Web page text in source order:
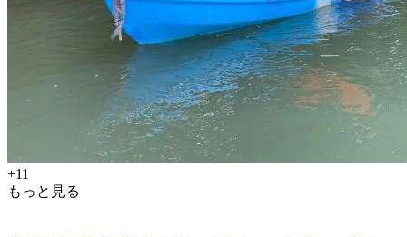
+11
もっと見る